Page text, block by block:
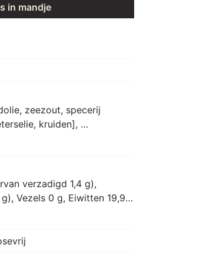
in mandje
zeezout, specerij
kruiden],
suiker,
verzadigd 1,4 g),
Vezels 0 g, Eiwitten 19,9